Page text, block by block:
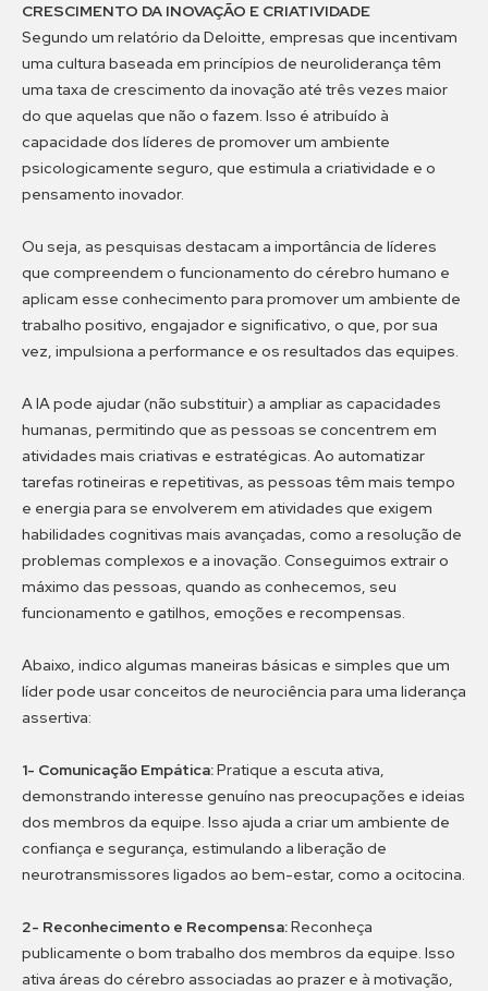
CRESCIMENTO DA INOVAÇÃO E CRIATIVIDADE
Segundo um relatório da Deloitte, empresas que incentivam
uma cultura baseada em princípios de neuroliderança têm
uma taxa de crescimento da inovação até três vezes maior
do que aquelas que não o fazem. Isso é atribuído à
capacidade dos líderes de promover um ambiente
psicologicamente seguro, que estimula a criatividade e o
pensamento inovador.
Ou seja, as pesquisas destacam a importância de líderes
que compreendem o funcionamento do cérebro humano e
aplicam esse conhecimento para promover um ambiente de
trabalho positivo, engajador e significativo, o que, por sua
vez, impulsiona a performance e os resultados das equipes.
A IA pode ajudar (não substituir) a ampliar as capacidades
humanas, permitindo que as pessoas se concentrem em
atividades mais criativas e estratégicas. Ao automatizar
tarefas rotineiras e repetitivas, as pessoas têm mais tempo
e energia para se envolverem em atividades que exigem
habilidades cognitivas mais avançadas, como a resolução de
problemas complexos e a inovação. Conseguimos extrair o
máximo das pessoas, quando as conhecemos, seu
funcionamento e gatilhos, emoções e recompensas.
Abaixo, indico algumas maneiras básicas e simples que um
líder pode usar conceitos de neurociência para uma liderança
assertiva:
1- Comunicação Empática:Pratique a escuta ativa,
demonstrando interesse genuíno nas preocupações e ideias
dos membros da equipe. Isso ajuda a criar um ambiente de
confiança e segurança, estimulando a liberação de
neurotransmissores ligados ao bem-estar, como a ocitocina.
2- Reconhecimento e Recompensa:Reconheça
publicamente o bom trabalho dos membros da equipe. Isso
ativa áreas do cérebro associadas ao prazer e à motivação,